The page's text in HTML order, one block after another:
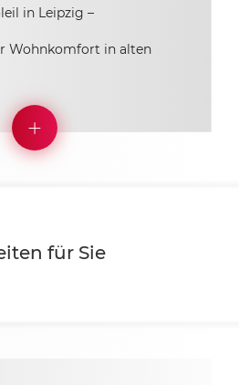
in Leipzig –
Wohnkomfort in alten
für Sie